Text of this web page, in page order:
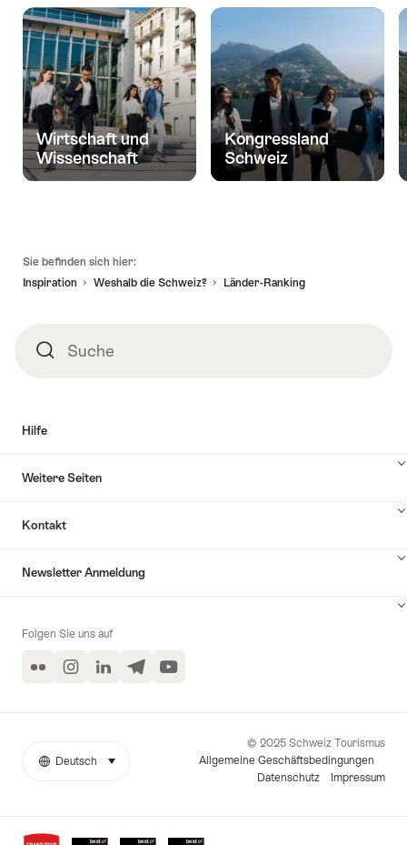
Wirtschaft und
Wissenschaft
Kongressland
Schweiz
Sie befinden sich hier:
Inspiration
Weshalb die Schweiz? Länder-Ranking
SucheSuche
Hilfe
Inhalte
Weitere Seiten
Inhalte
anzuzeigen
Kontakt
Inhalte
Newsletter Anmeldung
zu
Anmeldung
Folgen Sie uns auf
Flickr InstagramLinkedInTelegramYouTube
Auszeichnungen
Weitere
© 2025 Schweiz Tourismus
Allgemeine Geschäftsbedingungen
Datenschutz
Impressum
Sprache
Deutsch auswählen (klicken um anzuzeigen)